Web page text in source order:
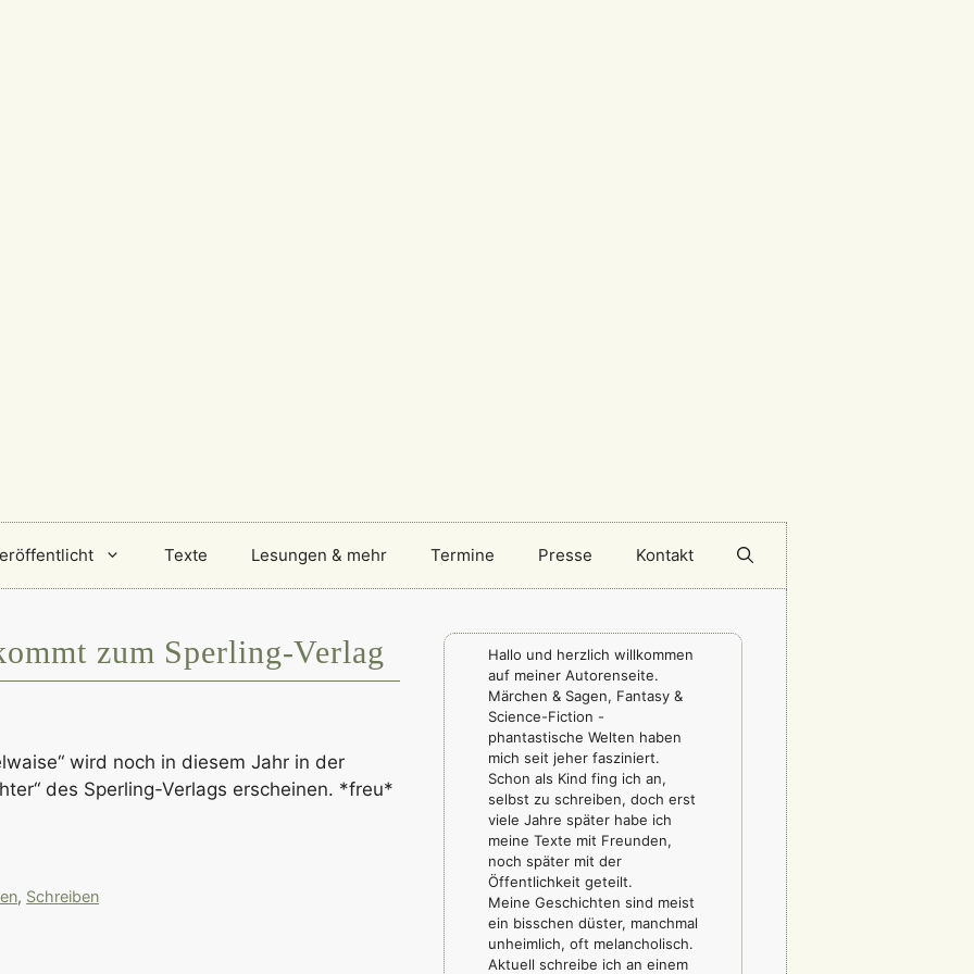
Texte Lesungen & mehr Termine Presse Kontakt
zum Sperling-Verlag
wird noch in diesem Jahr in der
des Sperling-Verlags erscheinen. *freu*
, Schreiben
Hallo und herzlich willkommen
auf meiner Autorenseite.
Märchen & Sagen, Fantasy &
Science-Fiction -
phantastische Welten haben
mich seit jeher fasziniert.
Schon als Kind fing ich an,
selbst zu schreiben, doch erst
viele Jahre später habe ich
meine Texte mit Freunden,
noch später mit der
Öffentlichkeit geteilt.
Meine Geschichten sind meist
ein bisschen düster, manchmal
unheimlich, oft melancholisch.
Aktuell schreibe ich an einem